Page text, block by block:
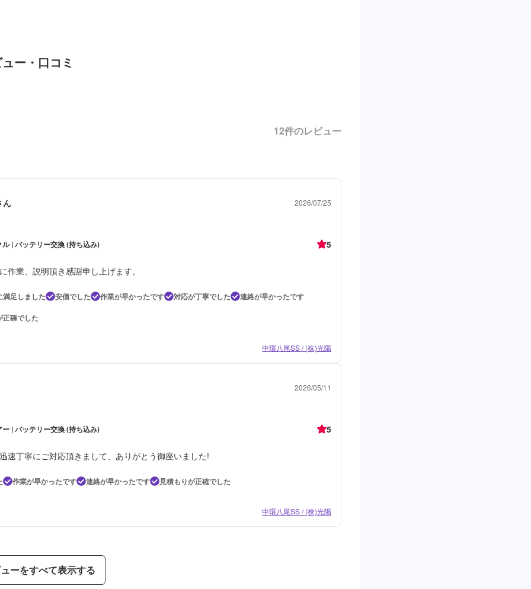
ー・口コミ
12件のレビュー
ん 2026/07/25
| バッテリー交換 (持ち込み) 5
作業、説明頂き感謝申し上げます。
満足しました 安価でした 作業が早かったです 対応が丁寧でした
連絡が早かったです
正確でした
中環八尾SS / (株)光陽
2026/05/11
| バッテリー交換 (持ち込み) 5
速丁寧にご対応頂きまして、ありがとう御座いました!
作業が早かったです 連絡が早かったです 見積もりが正確でした
中環八尾SS / (株)光陽
ーをすべて表示する